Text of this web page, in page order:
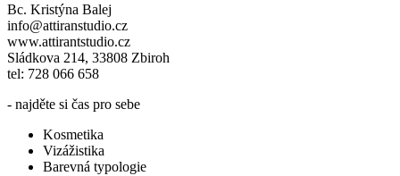
Bc. Kristýna Balej
info@attiranstudio.cz
www.attirantstudio.cz
Sládkova 214, 33808 Zbiroh
tel: 728 066 658
- najděte si čas pro sebe
Kosmetika
Vizážistika
Barevná typologie